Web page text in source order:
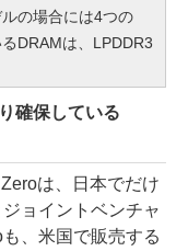
の場合には4つの
DRAMは、LPDDR3
確保している
は、日本でだけ
ョイントベンチャ
、米国で販売する